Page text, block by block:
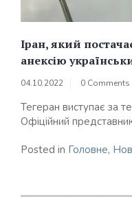
Іран, який
анексію
04.10.2022 0 Comments
Тегеран виступає за
Офіційний
Posted in Головне,